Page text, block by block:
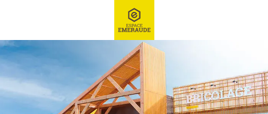
Ex : Robot tondeuse, ...
Equipement d'établi et rangement